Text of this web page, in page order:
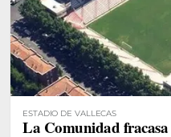
ESTADIO DE VALLECAS
La Comunidad